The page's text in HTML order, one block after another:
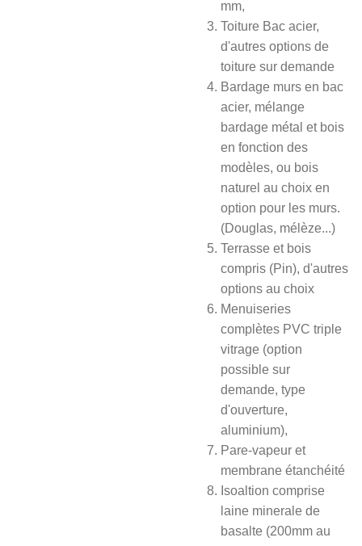
mm,
Toiture Bac acier,
d'autres options de
toiture sur demande
Bardage murs en bac
acier, mélange
bardage métal et bois
en fonction des
modèles, ou bois
naturel au choix en
option pour les murs.
(Douglas, mélèze...)
Terrasse et bois
compris (Pin), d'autres
options au choix
Menuiseries
complètes PVC triple
vitrage (option
possible sur
demande, type
d'ouverture,
aluminium),
Pare-vapeur et
membrane étanchéité
Isoaltion comprise
laine minerale de
basalte (200mm au